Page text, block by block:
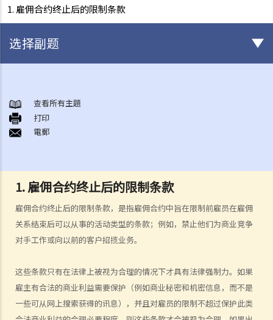
1. 雇佣合约终止后的限制条款
1. 雇佣合约终止后的限制条款
雇佣合约终止后的限制条款，是指雇佣合约中旨在限制前雇员在雇佣
关系结束后可以从事的活动类型的条款；例如，禁止他们为商业竞争
对手工作或向以前的客户招揽业务。
这些条款只有在法律上被视为合理的情况下才具有法律强制力。如果
雇主有合法的商业利益需要保护（例如商业秘密和机密信息，而不是
一些可从网上搜索获得的讯息），并且对雇员的限制不超过保护此类
选择副题
A. 「雇佣合约」之阐释
1. 雇佣合约的持续期是多久？
2. 甚麽是「连续性」雇佣合约？
3. 雇主是否可以选择签订一系列较短且间断的雇佣合同，以避免向雇员
提供法定福利和权益？
3. 如何分辨「雇佣合约」以及「独立承包商（或自雇人士）之服务合
约」？
予现职雇主一个月通知以辞去现有工作。在新工上任的一个星期前，我
收到新公司的电邮，表示暂时不能聘用我，其理由是需要引入新投资
者。因我经已辞去现有工作（而新职员亦已上班），我在离职时便成为
查看所有主題
打印
電郵